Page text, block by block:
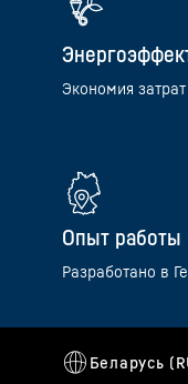
Экономия
Опыт работы
Разработано в